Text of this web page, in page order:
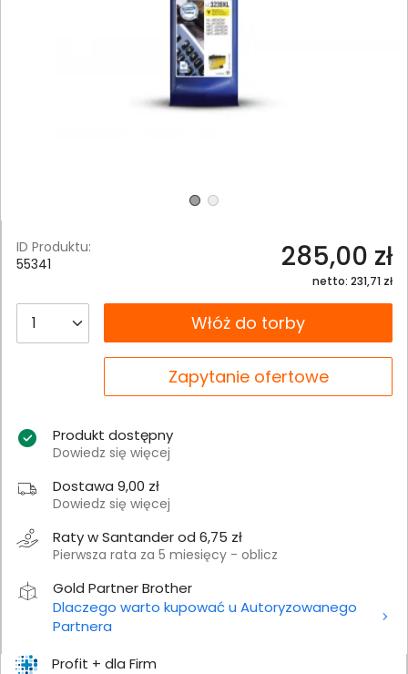
Profit + dla Firm
ID Produktu:
55341
285,00 zł
netto: 231,71 zł
__B2C.PRODUCT.QUANTITYWłóż do torby
Zapytanie ofertowe
Produkt dostępny
Dowiedz się więcej
Dostawa 9,00 zł
Dowiedz się więcej
Raty w Santander od 6,75 zł
Pierwsza rata za 5 miesięcy - oblicz
Gold Partner Brother
Dlaczego warto kupować u Autoryzowanego
Partnera